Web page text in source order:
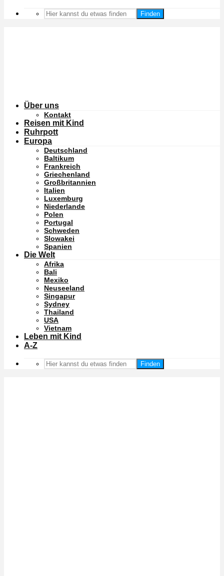
Finden
Über uns
Kontakt
Reisen mit Kind
Ruhrpott
Europa
Deutschland
Baltikum
Frankreich
Griechenland
Großbritannien
Italien
Luxemburg
Niederlande
Polen
Portugal
Schweden
Slowakei
Spanien
Die Welt
Afrika
Bali
Mexiko
Neuseeland
Singapur
Sydney
Thailand
USA
Vietnam
Leben mit Kind
A-Z
Finden